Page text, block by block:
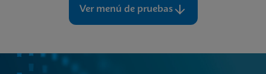
Ver menú de pruebas